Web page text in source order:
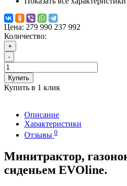
Цена: 279 990 237 992
Количество:
+
-
Купить
Купить в 1 клик
Описание
Характеристики
Отзывы 0
Минитрактор,
сиденьем EVOline.